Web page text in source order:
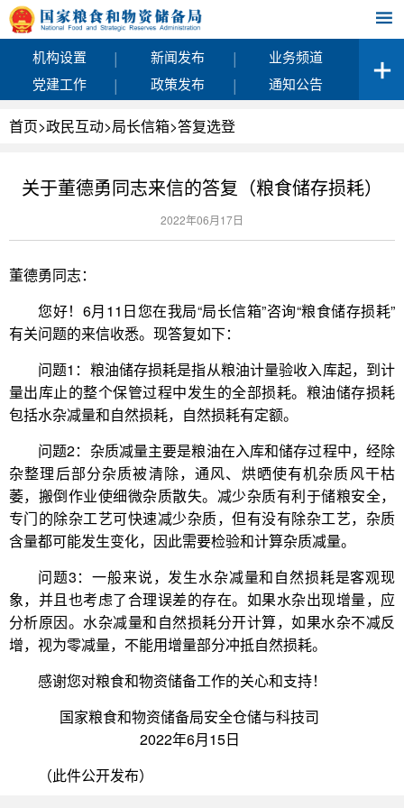
机构设置 | 新闻发布 |
业务频道
党建工作
| 政策发布 | 通知公告
首页>政民互动>局长信箱>答复选登
关于董德勇同志来信的答复（粮食储存损耗）
2022年06月17日
董德勇同志：
您好！6月11日您在我局“局长信箱”咨询“粮食储存损耗”
有关问题的来信收悉。现答复如下：
问题1：粮油储存损耗是指从粮油计量验收入库起，到计
量出库止的整个保管过程中发生的全部损耗。粮油储存损耗
包括水杂减量和自然损耗，自然损耗有定额。
问题2：杂质减量主要是粮油在入库和储存过程中，经除
杂整理后部分杂质被清除，通风、烘晒使有机杂质风干枯
萎，搬倒作业使细微杂质散失。减少杂质有利于储粮安全，
专门的除杂工艺可快速减少杂质，但有没有除杂工艺，杂质
含量都可能发生变化，因此需要检验和计算杂质减量。
问题3：一般来说，发生水杂减量和自然损耗是客观现
象，并且也考虑了合理误差的存在。如果水杂出现增量，应
分析原因。水杂减量和自然损耗分开计算，如果水杂不减反
增，视为零减量，不能用增量部分冲抵自然损耗。
感谢您对粮食和物资储备工作的关心和支持！
国家粮食和物资储备局安全仓储与科技司
2022年6月15日
（此件公开发布）